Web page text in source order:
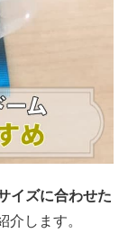
イズに合わせた
介します。